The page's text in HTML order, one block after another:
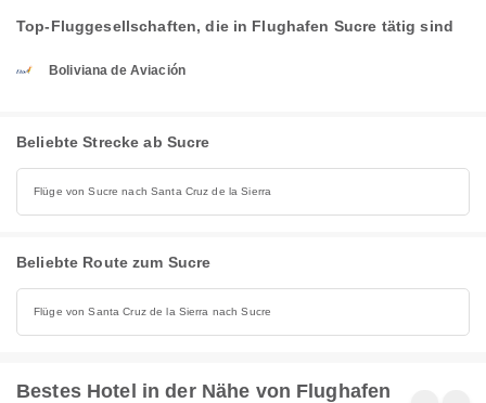
Top-Fluggesellschaften, die in Flughafen Sucre tätig sind
Boliviana de Aviación
Beliebte Strecke ab Sucre
Flüge von Sucre nach Santa Cruz de la Sierra
Beliebte Route zum Sucre
Flüge von Santa Cruz de la Sierra nach Sucre
Bestes Hotel in der Nähe von Flughafen